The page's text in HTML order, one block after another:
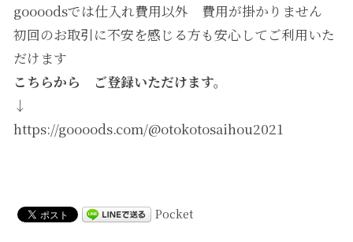
goooodsでは仕入れ費用以外 費用が掛かりません
初回のお取引に不安を感じる方も安心してご利用いた
だけます
こちらから ご登録いただけます。
↓
https://goooods.com/@otokotosaihou2021
Pocket